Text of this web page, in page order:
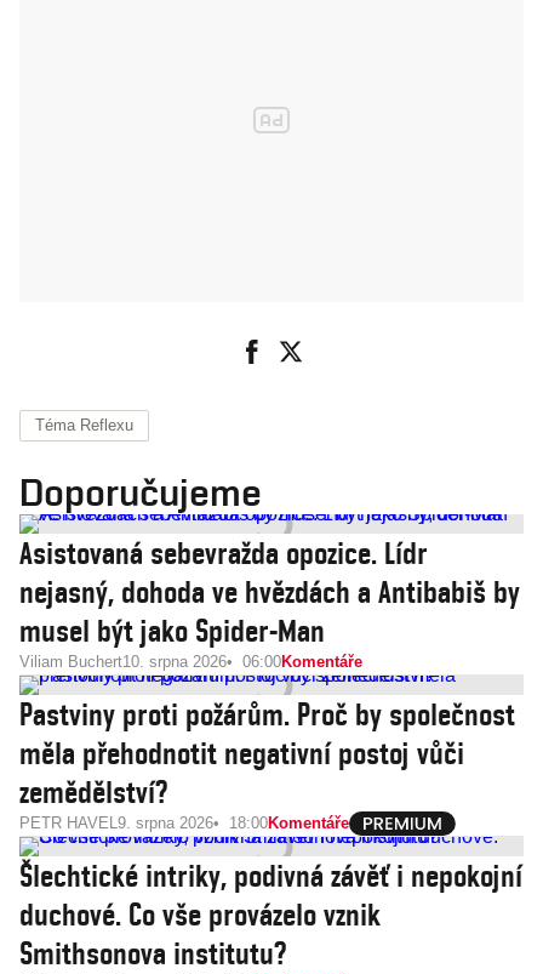
Téma Reflexu
Doporučujeme
Asistovaná sebevražda opozice. Lídr
nejasný, dohoda ve hvězdách a Antibabiš by
musel být jako Spider-Man
Viliam Buchert10. srpna 2026 06:00Komentáře
Pastviny proti požárům. Proč by společnost
měla přehodnotit negativní postoj vůči
zemědělství?
PETR HAVEL9. srpna 2026 18:00Komentáře
Šlechtické intriky, podivná závěť i nepokojní
duchové. Co vše provázelo vznik
Smithsonova institutu?